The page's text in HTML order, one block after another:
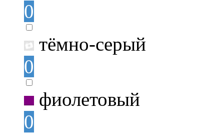
0
тёмно-серый
0
фиолетовый
0